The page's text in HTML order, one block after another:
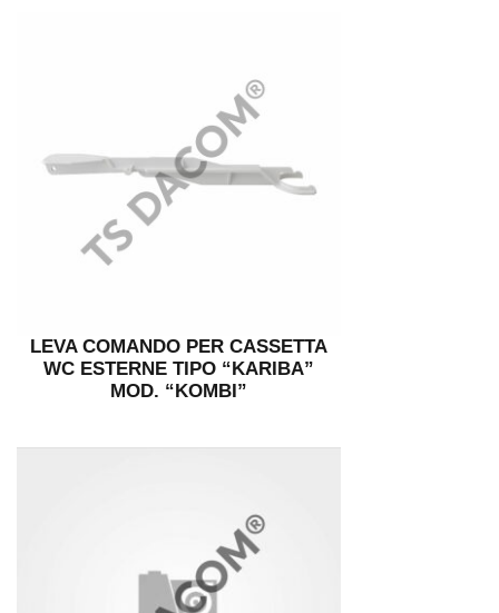
LEVA COMANDO PER CASSETTA
WC ESTERNE TIPO “KARIBA”
MOD. “KOMBI”